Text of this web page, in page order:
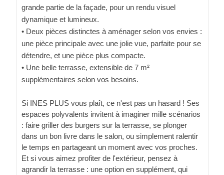
grande partie de la façade, pour un rendu visuel
dynamique et lumineux.
• Deux pièces distinctes à aménager selon vos envies :
une pièce principale avec une jolie vue, parfaite pour se
détendre, et une pièce plus compacte.
• Une belle terrasse, extensible de 7 m²
supplémentaires selon vos besoins.
Si INES PLUS vous plaît, ce n'est pas un hasard ! Ses
espaces polyvalents invitent à imaginer mille scénarios
: faire griller des burgers sur la terrasse, se plonger
dans un bon livre dans le salon, ou simplement ralentir
le temps en partageant un moment avec vos proches.
Et si vous aimez profiter de l'extérieur, pensez à
agrandir la terrasse : une option en supplément, qui